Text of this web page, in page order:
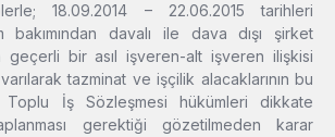
18.09.2014 – 22.06.2015 tarihleri
bakımından davalı ile dava dışı şirket
geçerli bir asıl işveren-alt işveren ilişkisi
tazminat ve işçilik alacaklarının bu
İş Sözleşmesi hükümleri dikkate
gerektiği gözetilmeden karar